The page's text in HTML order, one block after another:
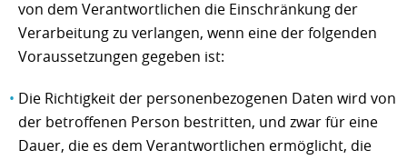
von dem Verantwortlichen die Einschränkung der
Verarbeitung zu verlangen, wenn eine der folgenden
Voraussetzungen gegeben ist:
Die Richtigkeit der personenbezogenen Daten wird von
der betroffenen Person bestritten, und zwar für eine
Dauer, die es dem Verantwortlichen ermöglicht, die